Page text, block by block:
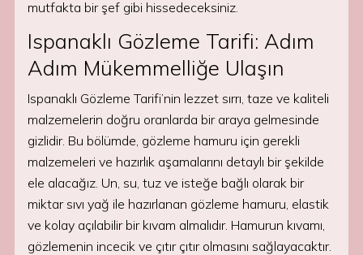
mutfakta bir şef gibi hissedeceksiniz.
Ispanaklı Gözleme Tarifi: Adım
Adım Mükemmelliğe Ulaşın
Ispanaklı Gözleme Tarifi’nin lezzet sırrı, taze ve kaliteli
malzemelerin doğru oranlarda bir araya gelmesinde
gizlidir. Bu bölümde, gözleme hamuru için gerekli
malzemeleri ve hazırlık aşamalarını detaylı bir şekilde
ele alacağız. Un, su, tuz ve isteğe bağlı olarak bir
miktar sıvı yağ ile hazırlanan gözleme hamuru, elastik
ve kolay açılabilir bir kıvam almalıdır. Hamurun kıvamı,
gözlemenin incecik ve çıtır çıtır olmasını sağlayacaktır.